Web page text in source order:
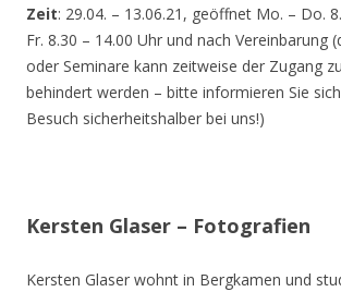
Zeit: 29.04. – 13.06.21, geöffnet Mo. – Do.
Fr. 8.30 – 14.00 Uhr und nach Vereinbarung
oder Seminare kann zeitweise der Zugang
behindert werden – bitte informieren Sie
Besuch sicherheitshalber bei uns!)
Kersten Glaser – Fotografien
Kersten Glaser wohnt in Bergkamen und